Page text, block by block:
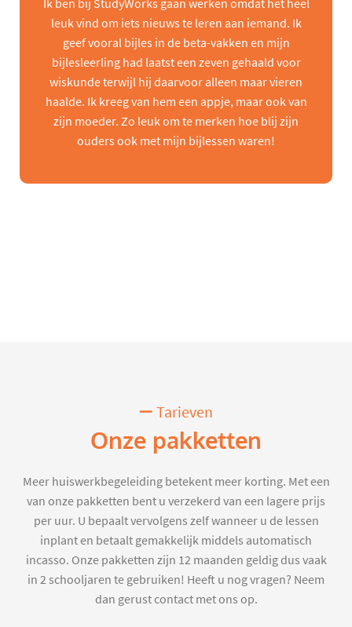
Ik ben bij StudyWorks gaan werken omdat het heel
leuk vind om iets nieuws te leren aan iemand. Ik
geef vooral bijles in de beta-vakken en mijn
bijlesleerling had laatst een zeven gehaald voor
wiskunde terwijl hij daarvoor alleen maar vieren
haalde. Ik kreeg van hem een appje, maar ook van
zijn moeder. Zo leuk om te merken hoe blij zijn
ouders ook met mijn bijlessen waren!
Tarieven
Onze pakketten
Meer huiswerkbegeleiding betekent meer korting. Met een
van onze pakketten bent u verzekerd van een lagere prijs
per uur. U bepaalt vervolgens zelf wanneer u de lessen
inplant en betaalt gemakkelijk middels automatisch
incasso. Onze pakketten zijn 12 maanden geldig dus vaak
in 2 schooljaren te gebruiken! Heeft u nog vragen? Neem
dan gerust contact met ons op.